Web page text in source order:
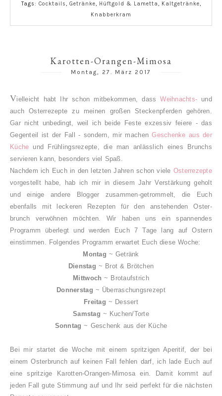
Tags: Cocktails, Getränke, Hüftgold & Lametta, Kaltgetränke,
Knabberkram
Karotten-Orangen-Mimosa
Montag, 27. März 2017
Vielleicht habt Ihr schon mitbekommen, dassWeihnachts- und
auch Osterrezepte zu meinen großen Steckenpferden gehören.
Gar nicht unbedingt, weil ich beide Feste exzessiv feiere - das
Gegenteil ist der Fall - sondern, mir machenGeschenke aus der
Küche und Frühlingsrezepte, die man anlässlich eines Brunchs
servieren kann, besonders viel Spaß.
Nachdem ich Euch in den letzten Jahren schon viele Osterrezepte
vorgestellt habe, hab ich mir in diesem Jahr Verstärkung geholt
und einige andere Blogger zusammen-getrommelt, die Euch
ebenfalls mit leckeren Rezepten für den anstehenden Oster-
brunch verwöhnen möchten. Wir haben uns ein spannendes
Programm überlegt und werden Euch 7 Tage lang auf Ostern
einstimmen. Folgendes Programm erwartet Euch diese Woche:
Montag ~ Getränk
Dienstag ~ Brot & Brötchen
M ittwoch~ Brotaufstrich
Donnerstag ~ Überraschungsrezept
Freitag ~ Dessert
Samstag ~ Kuchen/Torte
Sonntag ~ Geschenk aus der Küche
Bei mir startet die Woche mit einem spritzigen Aperitif, der bei
einem Osterbrunch auf keinen Fall fehlen darf, ich lade Euch auf
eine spritzige Karotten-Orangen-Mimosa ein. Damit kommt auf
jeden Fall gute Stimmung auf und Ihr seid perfekt für die nächsten